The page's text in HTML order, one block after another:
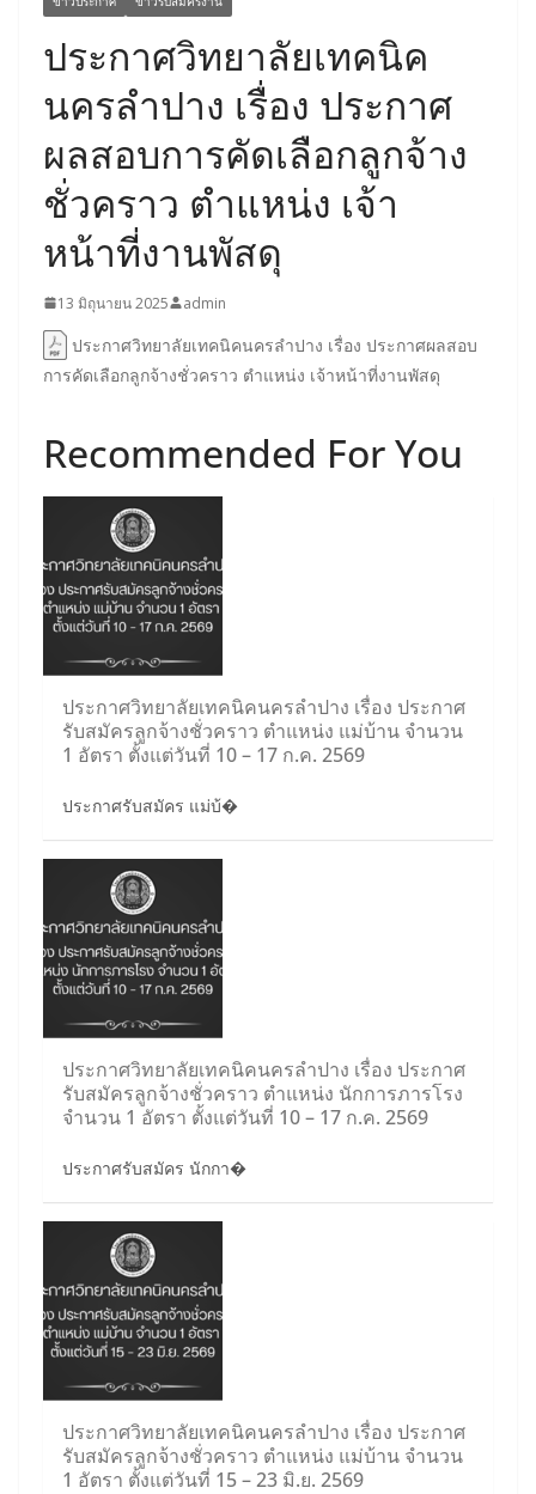
ประกาศวิทยาลัยเทคนิค
นครลำปาง เรื่อง ประกาศ
ผลสอบการคัดเลือกลูกจ้าง
ชั่วคราว ตำแหน่ง เจ้า
หน้าที่งานพัสดุ
13 มิถุนายน 2025 admin
ประกาศวิทยาลัยเทคนิคนครลำปาง เรื่อง ประกาศผลสอบ
การคัดเลือกลูกจ้างชั่วคราว ตำแหน่ง เจ้าหน้าที่งานพัสดุ
Recommended For You
ประกาศวิทยาลัยเทคนิคนครลำปาง เรื่อง ประกาศ
รับสมัครลูกจ้างชั่วคราว ตำแหน่ง แม่บ้าน จำนวน
1 อัตรา ตั้งแต่วันที่ 10 – 17 ก.ค. 2569
ประกาศรับสมัคร แม่บ้�
ประกาศวิทยาลัยเทคนิคนครลำปาง เรื่อง ประกาศ
รับสมัครลูกจ้างชั่วคราว ตำแหน่ง นักการภารโรง
จำนวน 1 อัตรา ตั้งแต่วันที่ 10 – 17 ก.ค. 2569
ประกาศรับสมัคร นักกา�
ประกาศวิทยาลัยเทคนิคนครลำปาง เรื่อง ประกาศ
รับสมัครลูกจ้างชั่วคราว ตำแหน่ง แม่บ้าน จำนวน
1 อัตรา ตั้งแต่วันที่ 15 – 23 มิ.ย. 2569